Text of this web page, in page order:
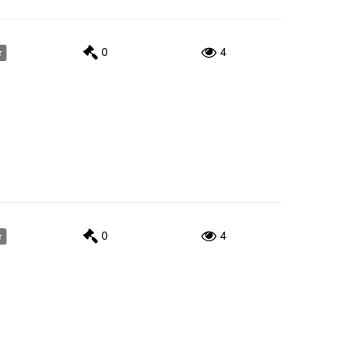
0 4
0 4